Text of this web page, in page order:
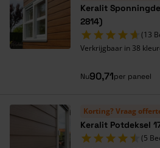
Keralit
2814)
(13
Verkrijgbaar in 38
Nu90,71per paneel
Korting? Vraag
Keralit Potdeksel
(5